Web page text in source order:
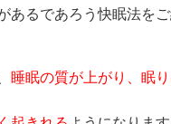
あるであろう快眠法を
睡眠の質が上がり、眠